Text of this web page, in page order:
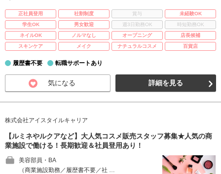
正社員登用 社割制度 賞与
未経験OK
学生OK
男女歓迎 週3日勤務OK
時短勤務OK
ネイルOK
ノルマなし オープニング
店長候補
スキンケア
メイク ナチュラルコスメ 百貨店
履歴書不要 転職サポートあり
気になる 詳細を見る
株式会社アイスタイルキャリア
【ルミネやルクアなど】大人気コスメ販売スタッフ募集★人気の商
業施設で働ける！長期歓迎＆社員登用あり！
美容部員・BA
（商業施設勤務／履歴書不要／社 …